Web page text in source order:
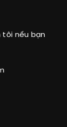
tôi nếu bạn